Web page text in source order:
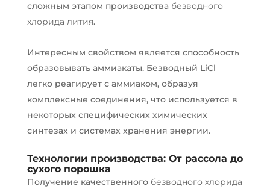
сложным этапом производства безводного
хлорида лития.
Интересным свойством является способность
образовывать аммиакаты. Безводный LiCl
легко реагирует с аммиаком, образуя
комплексные соединения, что используется в
некоторых специфических химических
синтезах и системах хранения энергии.
Технологии производства: От рассола до
сухого порошка
Получение качественного безводного хлорида